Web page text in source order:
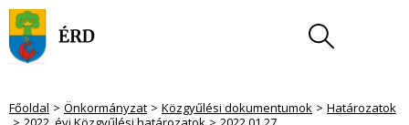
Főoldal Önkormányzat Közgyűlési dokumentumok
Határozatok